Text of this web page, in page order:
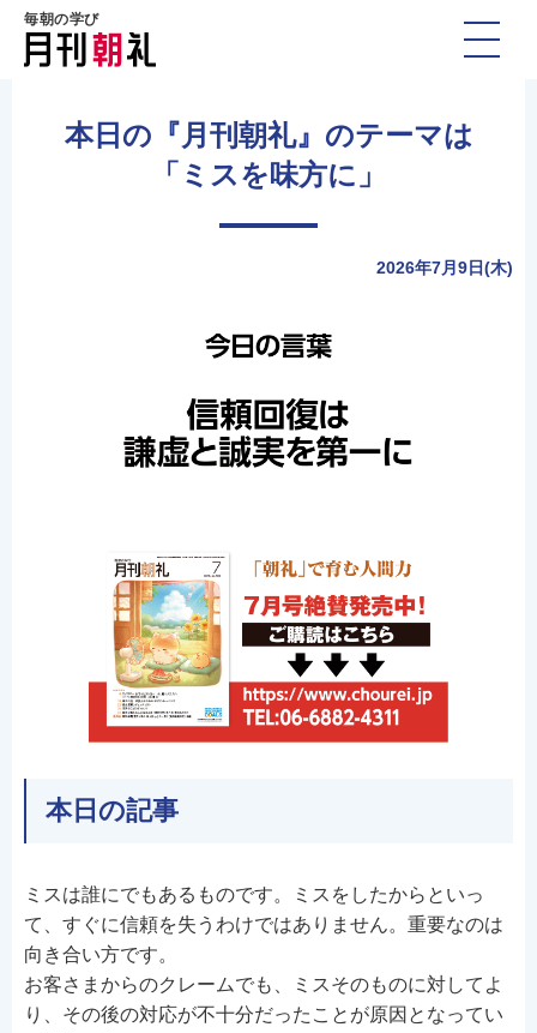
毎朝の学び
本日の『月刊朝礼』のテーマは
「ミスを味方に」
2026年7月9日(木)
本日の記事
ミスは誰にでもあるものです。ミスをしたからといっ
て、すぐに信頼を失うわけではありません。重要なのは
向き合い方です。
お客さまからのクレームでも、ミスそのものに対してよ
り、その後の対応が不十分だったことが原因となってい